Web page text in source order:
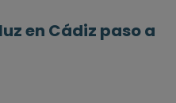
en Cádiz paso a